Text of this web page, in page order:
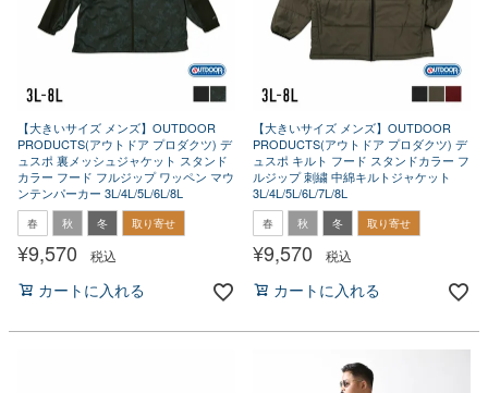
【大きいサイズ メンズ】OUTDOOR
PRODUCTS(アウトドア プロダクツ) デ
ュスポ 裏メッシュジャケット スタンド
カラー フード フルジップ ワッペン マウ
ンテンパーカー 3L/4L/5L/6L/8L
春 秋 冬 取り寄せ
¥9,570 税込
カートに入れる
【大きいサイズ メンズ】OUTDOOR
PRODUCTS(アウトドア プロダクツ) デ
ュスポ キルト フード スタンドカラー フ
ルジップ 刺繍 中綿キルトジャケット
3L/4L/5L/6L/7L/8L
春 秋 冬 取り寄せ
¥9,570 税込
カートに入れる